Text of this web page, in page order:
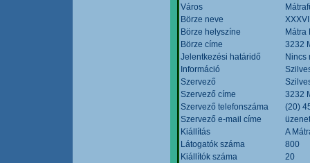
Város
Börze neve
Börze helyszíne
Mátra
Börze címe
3232
Jelentkezési határidő
Nincs
Információ
Szervező
Szervező címe
3232
Szervező telefonszáma
(20)
Szervező e-mail címe
Kiállítás
A
Látogatók száma
800
Kiállítók száma
20